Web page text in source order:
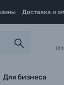
Доставка и
Для бизнеса